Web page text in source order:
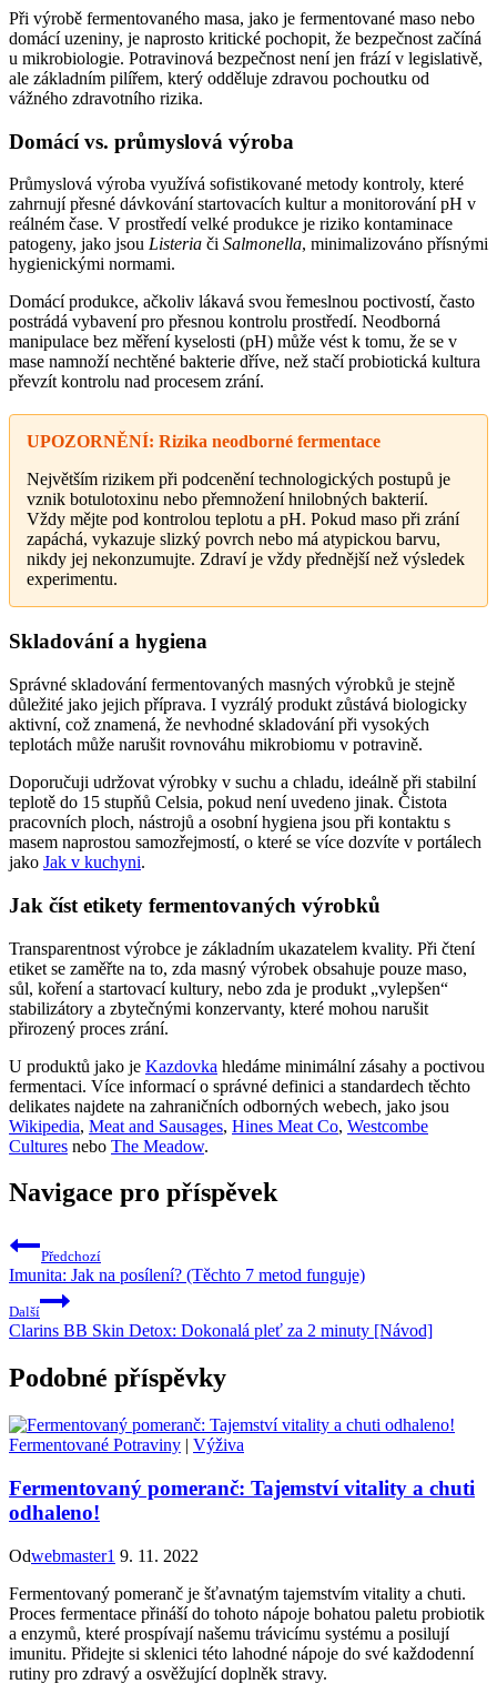
Při výrobě fermentovaného masa, jako je fermentované maso nebo
domácí uzeniny, je naprosto kritické pochopit, že bezpečnost začíná
u mikrobiologie. Potravinová bezpečnost není jen frází v legislativě,
ale základním pilířem, který odděluje zdravou pochoutku od
vážného zdravotního rizika.
Domácí vs. průmyslová výroba
Průmyslová výroba využívá sofistikované metody kontroly, které
zahrnují přesné dávkování startovacích kultur a monitorování pH v
reálném čase. V prostředí velké produkce je riziko kontaminace
patogeny, jako jsou Listeria či Salmonella, minimalizováno přísnými
hygienickými normami.
Domácí produkce, ačkoliv lákavá svou řemeslnou poctivostí, často
postrádá vybavení pro přesnou kontrolu prostředí. Neodborná
manipulace bez měření kyselosti (pH) může vést k tomu, že se v
mase namnoží nechtěné bakterie dříve, než stačí probiotická kultura
převzít kontrolu nad procesem zrání.
UPOZORNĚNÍ: Rizika neodborné fermentace
Největším rizikem při podcenění technologických postupů je
vznik botulotoxinu nebo přemnožení hnilobných bakterií.
Vždy mějte pod kontrolou teplotu a pH. Pokud maso při zrání
zapáchá, vykazuje slizký povrch nebo má atypickou barvu,
nikdy jej nekonzumujte. Zdraví je vždy přednější než výsledek
experimentu.
Skladování a hygiena
Správné skladování fermentovaných masných výrobků je stejně
důležité jako jejich příprava. I vyzrálý produkt zůstává biologicky
aktivní, což znamená, že nevhodné skladování při vysokých
teplotách může narušit rovnováhu mikrobiomu v potravině.
Doporučuji udržovat výrobky v suchu a chladu, ideálně při stabilní
teplotě do 15 stupňů Celsia, pokud není uvedeno jinak. Čistota
pracovních ploch, nástrojů a osobní hygiena jsou při kontaktu s
masem naprostou samozřejmostí, o které se více dozvíte v portálech
jako Jak v kuchyni.
Jak číst etikety fermentovaných výrobků
Transparentnost výrobce je základním ukazatelem kvality. Při čtení
etiket se zaměřte na to, zda masný výrobek obsahuje pouze maso,
sůl, koření a startovací kultury, nebo zda je produkt „vylepšen“
stabilizátory a zbytečnými konzervanty, které mohou narušit
přirozený proces zrání.
U produktů jako je Kazdovka hledáme minimální zásahy a poctivou
fermentaci. Více informací o správné definici a standardech těchto
delikates najdete na zahraničních odborných webech, jako jsou
Wikipedia, Meat and Sausages, Hines Meat Co, Westcombe
Cultures nebo The Meadow.
Navigace pro příspěvek
Předchozí
Imunita: Jak na posílení? (Těchto 7 metod funguje)
Další
Clarins BB Skin Detox: Dokonalá pleť za 2 minuty [Návod]
Podobné příspěvky
Fermentované Potraviny | Výživa
Fermentovaný pomeranč: Tajemství vitality a chuti
odhaleno!
Odwebmaster1 9. 11. 2022
Fermentovaný pomeranč je šťavnatým tajemstvím vitality a chuti.
Proces fermentace přináší do tohoto nápoje bohatou paletu probiotik
a enzymů, které prospívají našemu trávicímu systému a posilují
imunitu. Přidejte si sklenici této lahodné nápoje do své každodenní
rutiny pro zdravý a osvěžující doplněk stravy.